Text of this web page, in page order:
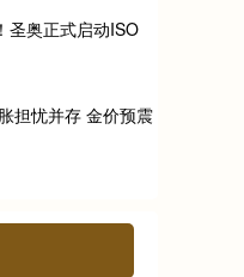
圣奥正式启动ISO
担忧并存 金价预震